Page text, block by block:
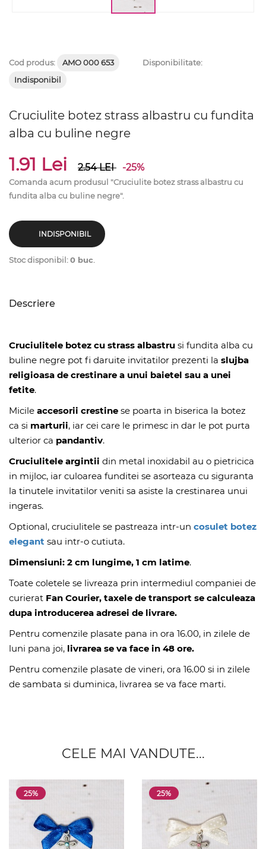
Cod produs: AMO 000 653
Disponibilitate:
Indisponibil
Cruciulite botez strass albastru cu fundita
alba cu buline negre
1.91 Lei 2.54LEI -25%
Comanda acum produsul "Cruciulite botez strass albastru cu
fundita alba cu buline negre".
INDISPONIBIL
Stoc disponibil:0 buc.
Descriere
Cruciulitele botez cu strass albastru si fundita alba cu
buline negre pot fi daruite invitatilor prezenti la slujba
religioasa de crestinare a unui baietel sau a unei
fetite.
Micile accesorii crestine se poarta in biserica la botez
ca si marturii, iar cei care le primesc in dar le pot purta
ulterior ca pandantiv.
Cruciulitele argintii din metal inoxidabil au o pietricica
in mijloc, iar culoarea funditei se asorteaza cu siguranta
la tinutele invitatilor veniti sa asiste la crestinarea unui
ingeras.
Optional, cruciulitele se pastreaza intr-un cosulet botez
elegant sau intr-o cutiuta.
Dimensiuni: 2 cm lungime, 1 cm latime.
Toate coletele se livreaza prin intermediul companiei de
curierat Fan Courier, taxele de transport se calculeaza
dupa introducerea adresei de livrare.
Pentru comenzile plasate pana in ora 16.00, in zilele de
luni pana joi, livrarea se va face in 48 ore.
Pentru comenzile plasate de vineri, ora 16.00 si in zilele
de sambata si duminica, livrarea se va face marti.
CELE MAI VANDUTE...
25% 25%